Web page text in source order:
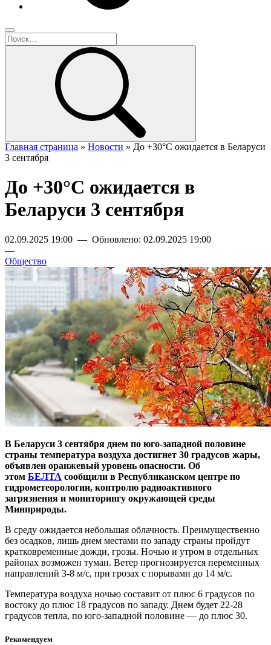
Главная страница » Новости » До +30°С ожидается в Беларуси
3 сентября
До +30°С ожидается в
Беларуси 3 сентября
02.09.2025 19:00 — Обновлено: 02.09.2025 19:00
—
Общество
В Беларуси 3 сентября днем по юго-западной половине
страны температура воздуха достигнет 30 градусов жары,
объявлен оранжевый уровень опасности. Об
этом БЕЛТА сообщили в Республиканском центре по
гидрометеорологии, контролю радиоактивного
загрязнения и мониторингу окружающей среды
Минприроды.
В среду ожидается небольшая облачность. Преимущественно
без осадков, лишь днем местами по западу страны пройдут
кратковременные дожди, грозы. Ночью и утром в отдельных
районах возможен туман. Ветер прогнозируется переменных
направлений 3-8 м/с, при грозах с порывами до 14 м/с.
Температура воздуха ночью составит от плюс 6 градусов по
востоку до плюс 18 градусов по западу. Днем будет 22-28
градусов тепла, по юго-западной половине — до плюс 30.
Рекомендуем